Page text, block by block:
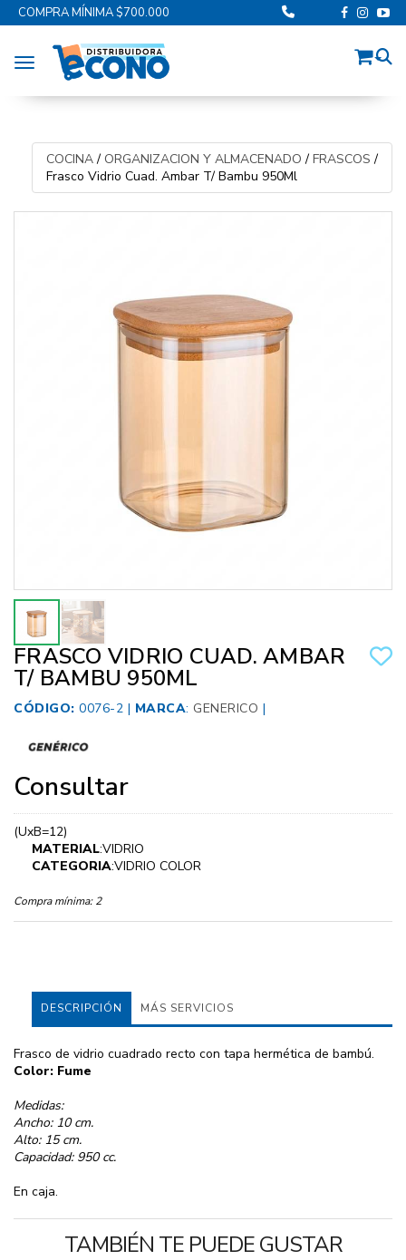
COMPRA MÍNIMA $700.000
Toggle navigation
COCINA/ ORGANIZACION Y ALMACENADO / FRASCOS /
Frasco Vidrio Cuad. Ambar T/ Bambu 950Ml
FRASCO VIDRIO CUAD. AMBAR
T/ BAMBU 950ML
CÓDIGO: 0076-2 | MARCA: GENERICO |
Consultar
(UxB=12)
MATERIAL:VIDRIO
CATEGORIA:VIDRIO COLOR
Compra mínima: 2
DESCRIPCIÓN MÁS SERVICIOS
Frasco de vidrio cuadrado recto con tapa hermética de bambú.
Color: Fume
Medidas:
Ancho: 10 cm.
Alto: 15 cm.
Capacidad: 950 cc.
En caja.
TAMBIÉN TE PUEDE GUSTAR